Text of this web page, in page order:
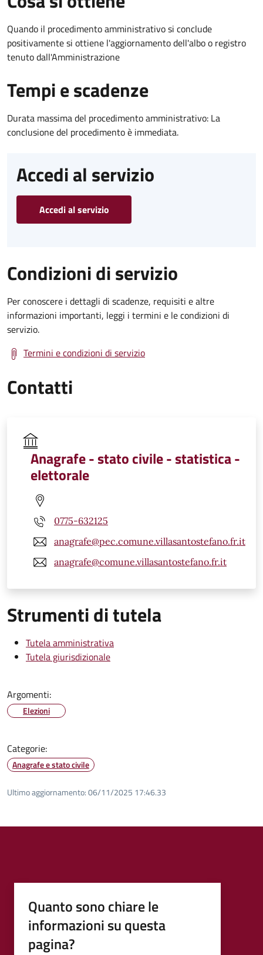
Quando il procedimento amministrativo si conclude
positivamente si ottiene l'aggiornamento dell'albo o registro
tenuto dall'Amministrazione
Tempi e scadenze
Durata massima del procedimento amministrativo: La
conclusione del procedimento è immediata.
Accedi al servizio
Accedi al servizio
Condizioni di servizio
Per conoscere i dettagli di scadenze, requisiti e altre
informazioni importanti, leggi i termini e le condizioni di
servizio.
Termini e condizioni di servizio
Contatti
Anagrafe - stato civile - statistica -
elettorale
0775-632125
anagrafe@pec.comune.villasantostefano.fr.it
anagrafe@comune.villasantostefano.fr.it
Strumenti di tutela
Tutela amministrativa
Tutela giurisdizionale
Argomenti:
Elezioni
Categorie:
Anagrafe e stato civile
Ultimo aggiornamento:06/11/2025 17:46.33
Quanto sono chiare le
informazioni su questa
pagina?